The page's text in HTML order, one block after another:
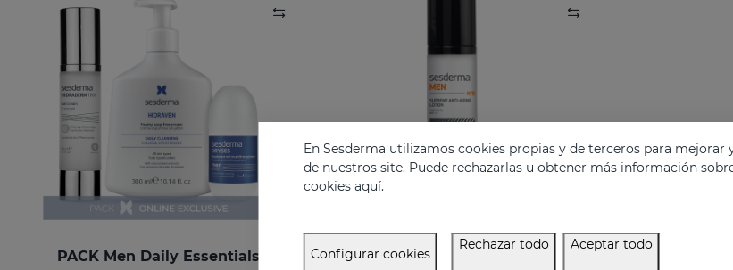
PACK Men Daily Essentials
En Sesderma utilizamos cookies propias y de terceros para mejorar
de nuestros site. Puede rechazarlas u obtener más información
cookies aquí.
Configurar cookies
Rechazar todo Aceptar todo